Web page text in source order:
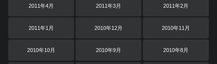
2011年4月 2011年3月 2011年2月
2011年1月 2010年12月 2010年11月
2010年10月 2010年9月 2010年8月